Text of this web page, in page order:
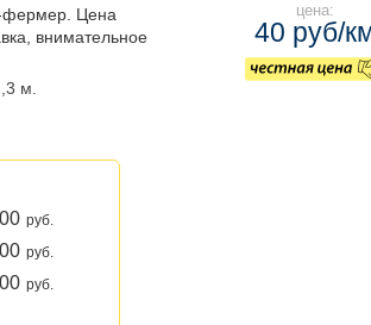
фермер. Цена
внимательное
м.
руб.
руб.
руб.
цена:
40 руб/